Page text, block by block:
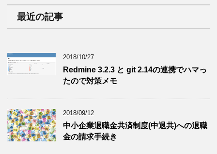
最近の記事
2018/10/27
Redmine 3.2.3 と git 2.14の連携でハマっ
たので対策メモ
2018/09/12
中小企業退職金共済制度(中退共)への退職
金の請求手続き